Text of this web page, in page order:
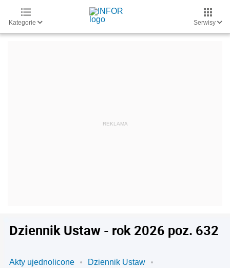
Kategorie Serwisy
Dziennik Ustaw - rok 2026 poz. 632
Akty ujednolicone
Dziennik Ustaw